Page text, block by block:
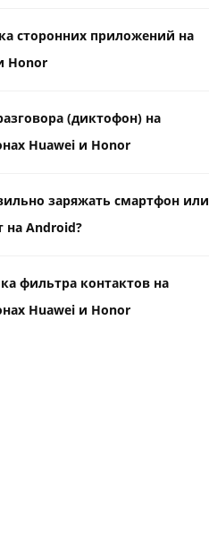
сторонних приложений на
Honor
(диктофон) на
Huawei и Honor
заряжать смартфон или
на Android?
фильтра контактов на
Huawei и Honor